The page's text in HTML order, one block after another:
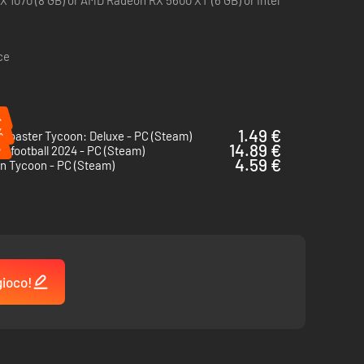
il personale giusto per garantire servizi di altissima
con la ricerca della perfezione golfistica.
Tycoon: Deluxe - PC (Steam)
1.49 €
football 2024 - PC (Steam)
14.89 €
Tycoon - PC (Steam)
4.59 €